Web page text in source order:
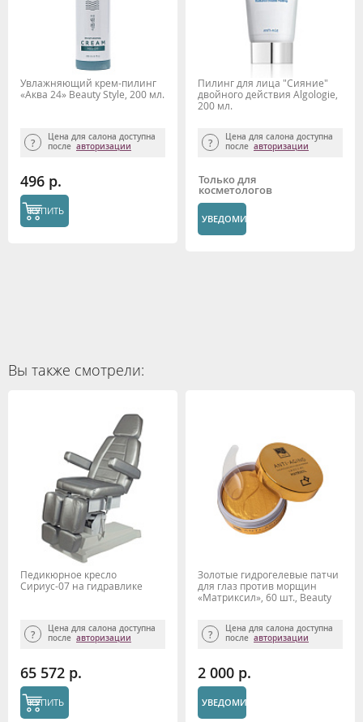
Увлажняющий крем-пилинг
«Аква 24» Beauty Style, 200 мл.
Цена для салона доступна
после авторизации
496 р.
КУПИТЬ
Пилинг для лица "Сияние"
двойного действия Algologie,
200 мл.
Цена для салона доступна
после авторизации
Только для
косметологов
УВЕДОМИТЬ
Вы также смотрели:
Педикюрное кресло
Сириус-07 на гидравлике
Цена для салона доступна
после авторизации
65 572 р.
КУПИТЬ
Золотые гидрогелевые патчи
для глаз против морщин
«Матриксил», 60 шт., Beauty
Цена для салона доступна
после авторизации
2 000 р.
УВЕДОМИТЬ